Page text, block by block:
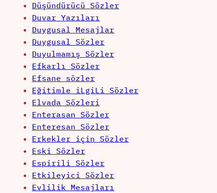
Düşündürücü Sözler
Duvar Yazıları
Duygusal Mesajlar
Duygusal Sözler
Duyulmamış Sözler
Efkarlı Sözler
Efsane sözler
Eğitimle iLgiLi Sözler
Elvada Sözleri
Enterasan Sözler
Enteresan Sözler
Erkekler için Sözler
Eski Sözler
Espirili Sözler
Etkileyici Sözler
Evlilik Mesajları